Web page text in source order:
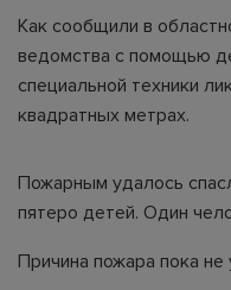
Как сообщили в
ведомства с помощью
специальной техники
квадратных метрах.
Пожарным удалось
пятеро детей. Один
Причина пожара пока не